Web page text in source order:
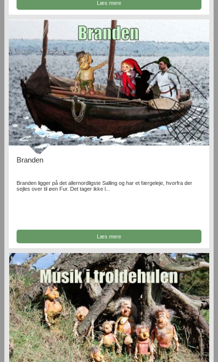
Læs mere
Branden
Branden ligger på det allernordligste Salling og har et færgeleje, hvorfra der
sejles over til øen Fur. Det tager ikke l...
Læs mere